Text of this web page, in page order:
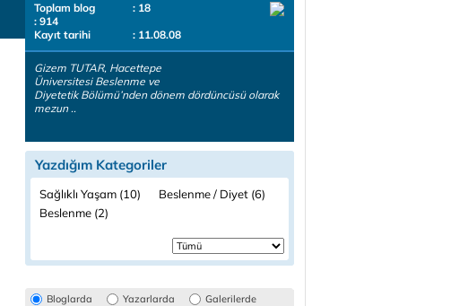
Toplam blog
: 18
: 914
Kayıt tarihi
: 11.08.08
Gizem TUTAR, Hacettepe
Üniversitesi Beslenme ve
Diyetetik Bölümü’nden dönem dördüncüsü olarak
mezun ..
Yazdığım Kategoriler
Sağlıklı Yaşam (10)
Beslenme / Diyet (6)
Beslenme (2)
Bloglarda Yazarlarda Galerilerde